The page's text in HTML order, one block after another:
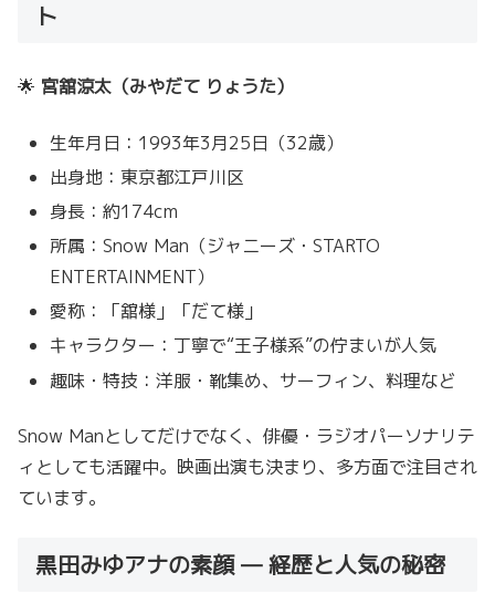
ト
🌟 宮舘涼太（みやだて りょうた）
生年月日：1993年3月25日（32歳）
出身地：東京都江戸川区
身長：約174cm
所属：Snow Man（ジャニーズ・STARTO
ENTERTAINMENT）
愛称：「舘様」「だて様」
キャラクター：丁寧で“王子様系”の佇まいが人気
趣味・特技：洋服・靴集め、サーフィン、料理など
Snow Manとしてだけでなく、俳優・ラジオパーソナリテ
ィとしても活躍中。映画出演も決まり、多方面で注目され
ています。
黒田みゆアナの素顔 — 経歴と人気の秘密